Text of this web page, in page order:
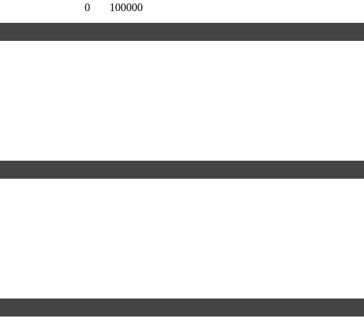
0
100000